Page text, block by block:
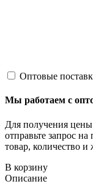
Оптовые
Мы работаем с
Для получения
отправьте запрос на
товар, количество
В корзину
Описание